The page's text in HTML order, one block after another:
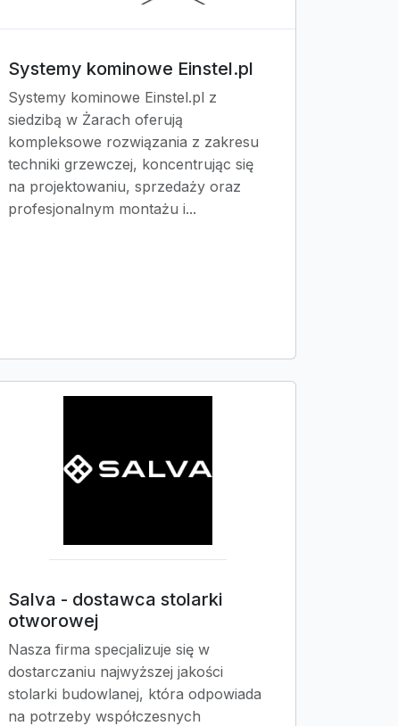
Systemy kominowe Einstel.pl
Systemy kominowe Einstel.pl z
siedzibą w Żarach oferują
kompleksowe rozwiązania z zakresu
techniki grzewczej, koncentrując się
na projektowaniu, sprzedaży oraz
profesjonalnym montażu i...
Salva - dostawca stolarki
otworowej
Nasza firma specjalizuje się w
dostarczaniu najwyższej jakości
stolarki budowlanej, która odpowiada
na potrzeby współczesnych